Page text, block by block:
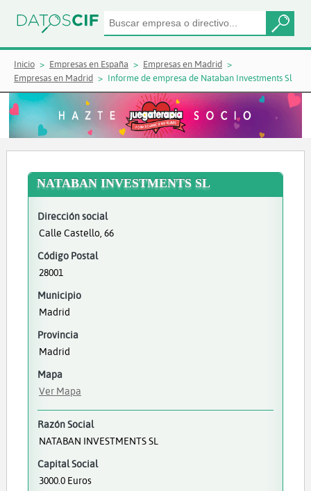
Inicio Empresas en España
Empresas en Madrid
Empresas en Madrid
Informe de empresa de Nataban Investments Sl
NATABAN INVESTMENTS SL
Dirección social
Calle Castello, 66
Código Postal
28001
Municipio
Madrid
Provincia
Madrid
Mapa
Ver Mapa
Razón Social
NATABAN INVESTMENTS SL
Capital Social
3000.0 Euros